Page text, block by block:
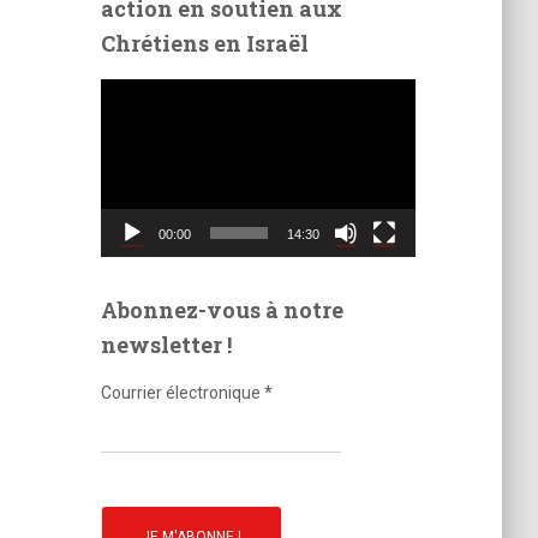
é
o
action en soutien aux
Chrétiens en Israël
é
o
00:00 14:30
Abonnez-vous à notre
newsletter !
Courrier électronique *